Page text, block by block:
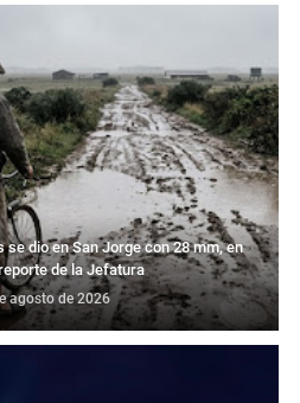
dio en San Jorge con 28 mm, en
de la Jefatura
agosto de 2026